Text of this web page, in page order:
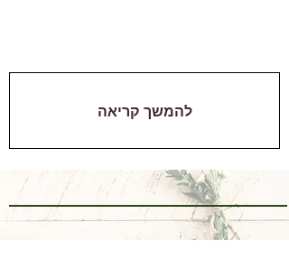
להמשך קריאה